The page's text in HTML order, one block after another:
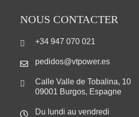
NOUS CONTACTER
+34 947 070 021
pedidos@vtpower.es
Calle Valle de Tobalina, 10
09001 Burgos, Espagne
Du lundi au vendredi